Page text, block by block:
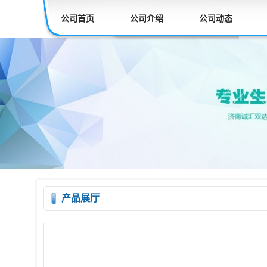
公司首页 公司介绍 公司动态
产品展厅